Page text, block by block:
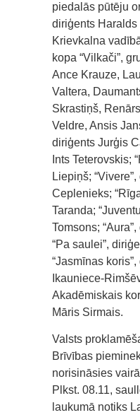
piedalās pūtēju
diriģents
Krievkalna
kopa “Vilkači”,
Ance Krauze,
Valtera,
Skrastiņš,
Veldre, Ansis
diriģents Jurģis
Ints Teterovskis;
Liepiņš;
Ceplenieks;
Taranda;
Tomsons;
“Pa saulei”,
“Jasmīnas
Ikauniece-
Akadēmiskais
Māris Sirmais.
Valsts
Brīvības
norisināsies
Plkst. 08.11,
laukumā notiks